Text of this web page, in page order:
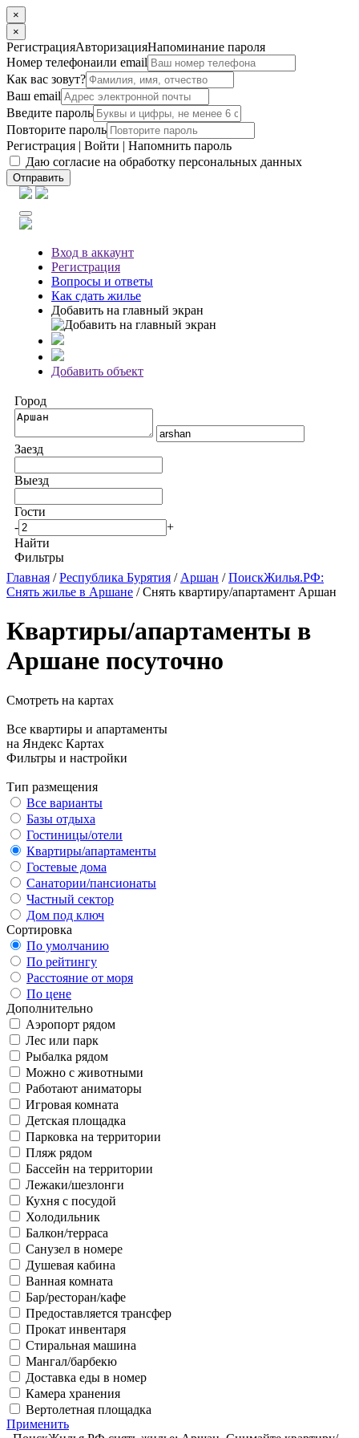
×
×
РегистрацияАвторизацияНапоминание пароля
Номер телефонаили email
Как вас зовут?
Ваш email
Введите пароль
Повторите пароль
Регистрация | Войти | Напомнить пароль
Даю согласие на обработку персональных данных
Отправить
Вход в аккаунт
Регистрация
Вопросы и ответы
Как сдать жилье
Добавить на главный экран
Добавить объект
Город
Заезд
Выезд
Гости
-
+
Найти
Фильтры
Главная /Республика Бурятия / Аршан /ПоискЖилья.РФ:
Снять жилье в Аршане / Снять квартиру/апартамент Аршан
Квартиры/апартаменты в
Аршане посуточно
Смотреть на картах
Все квартиры и апартаменты
на Яндекс Картах
Фильтры и настройки
Тип размещения
Все варианты
Базы отдыха
Гостиницы/отели
Квартиры/апартаменты
Гостевые дома
Санатории/пансионаты
Частный сектор
Дом под ключ
Сортировка
По умолчанию
По рейтингу
Расстояние от моря
По цене
Дополнительно
Аэропорт рядом
Лес или парк
Рыбалка рядом
Можно с животными
Работают аниматоры
Игровая комната
Детская площадка
Парковка на территории
Пляж рядом
Бассейн на территории
Лежаки/шезлонги
Кухня с посудой
Холодильник
Балкон/терраса
Санузел в номере
Душевая кабина
Ванная комната
Бар/ресторан/кафе
Предоставляется трансфер
Прокат инвентаря
Стиральная машина
Мангал/барбекю
Доставка еды в номер
Камера хранения
Вертолетная площадка
Применить